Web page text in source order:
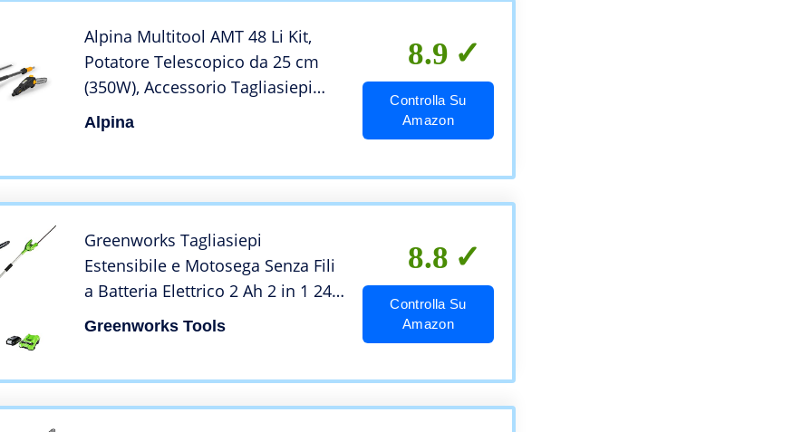
Alpina Multitool AMT 48 Li Kit,
Potatore Telescopico da 25 cm
(350W), Accessorio Tagliasiepi
con Lame da 46 cm (350W), per
Altezze Elevate, Batteria da 48 V (2
Alpina
8.9
Controlla Su
Amazon
Greenworks Tagliasiepi
Estensibile e Motosega Senza Fili
a Batteria Elettrico 2 Ah 2 in 1 24V
Lunghezza Lama 51cm/20cm
Greenworks Tools
8.8
Controlla Su
Amazon